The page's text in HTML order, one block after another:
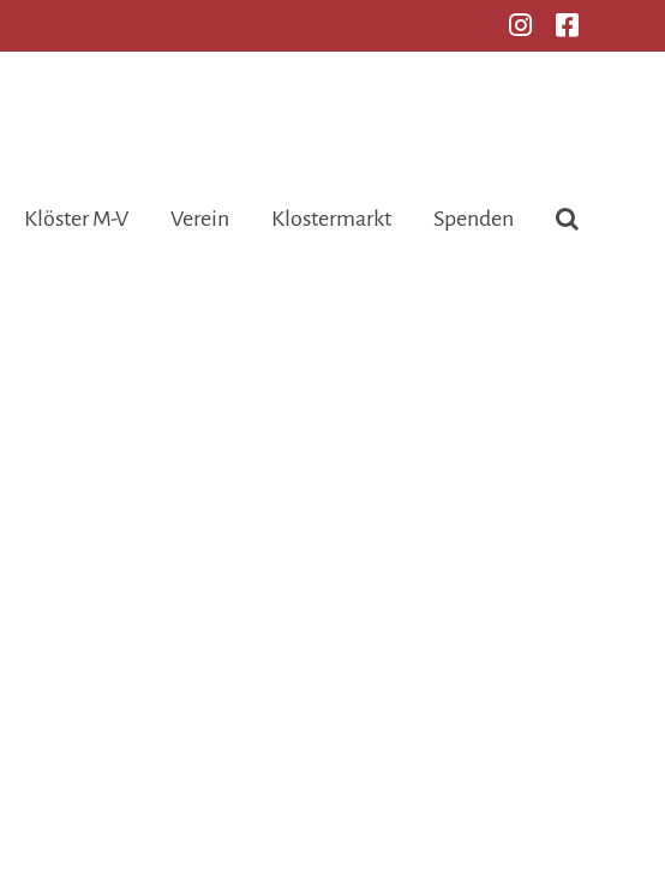
Klöster M-V Verein Klostermarkt Spenden